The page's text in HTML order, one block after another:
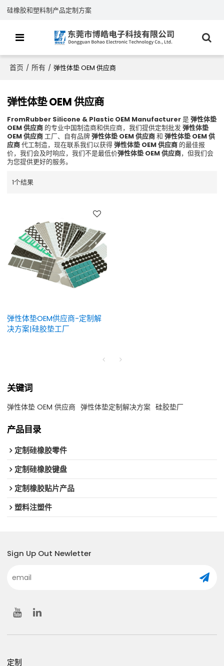
硅橡胶和塑料制产品定制方案
首页 / 所有 / 弹性体垫 OEM 供应商
弹性体垫 OEM 供应商
FromRubber Silicone & Plastic OEM Manufacturer是弹性体垫
OEM 供应商 的专业中国制造商和供应商，我们提供定制批发弹性体垫
OEM 供应商工厂、自有品牌弹性体垫 OEM 供应商和弹性体垫 OEM 供
应商代工制造，现在联系我们以获得弹性体垫 OEM 供应商 的最佳报
价，我们会及时响应，我们不是最低价弹性体垫 OEM 供应商，但我们会
为您提供更好的服务。
1个结果
弹性体垫OEM供应商-定制解
决方案|硅胶垫工厂
关键词
弹性体垫 OEM 供应商 弹性体垫定制解决方案 硅胶垫厂
产品目录
定制硅橡胶零件
定制硅橡胶键盘
定制橡胶贴片产品
塑料注塑件
Sign Up Out Newletter
定制